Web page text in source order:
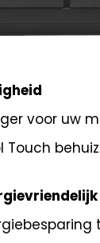
voor uw
Touch